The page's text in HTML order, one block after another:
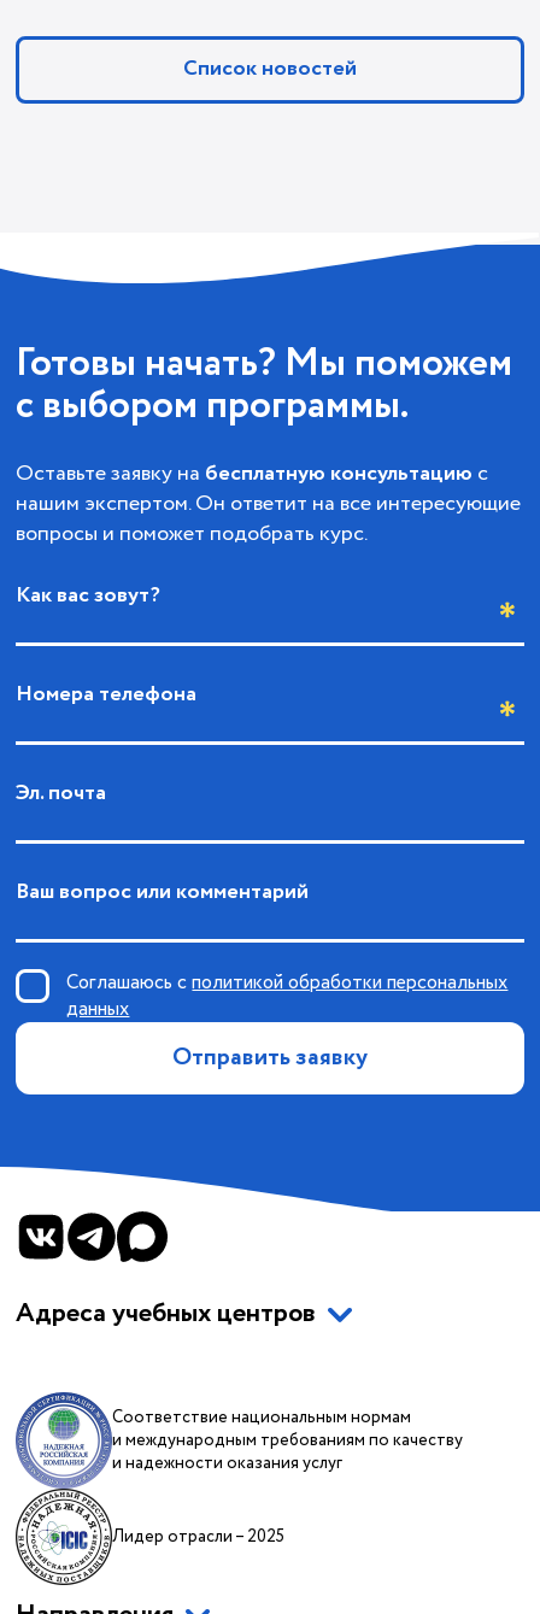
Список новостей
Готовы начать? Мы поможем
с выбором программы.
Оставьте заявку на бесплатную консультацию с
нашим экспертом. Он ответит на все интересующие
вопросы и поможет подобрать курс.
Как вас зовут?
Номера телефона
Эл. почта
Ваш вопрос или комментарий
Отправить заявку
Соглашаюсь сполитикой обработки персональных
данных
Адреса учебных центров
Соответствие национальным нормам
и международным требованиям по качеству
и надежности оказания услуг
Лидер отрасли – 2025